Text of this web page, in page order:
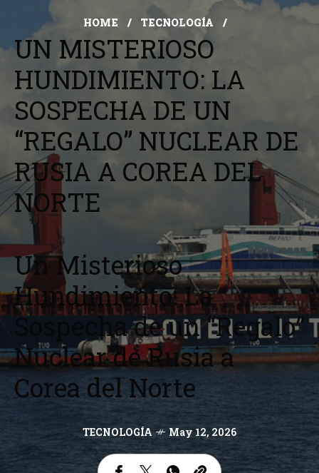
HOME TECNOLOGÍA
UN MISTERIOSO
HUNDIMIENTO: LA
SOSPECHA DE UN
“REGALO” NUCLEAR DE
RUSIA A COREA DEL
NORTE
Un Misterioso
Hundimiento: La
Sospecha de un “Regalo”
Nuclear de Rusia a
Corea del Norte
TECNOLOGÍA May 12, 2026